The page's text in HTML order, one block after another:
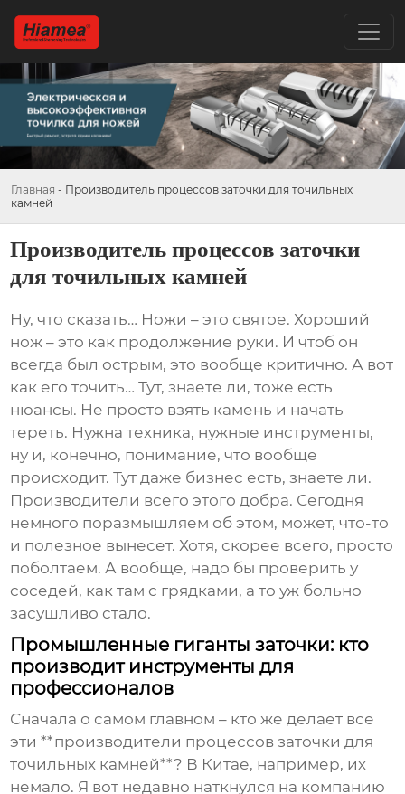
Главная - Производитель процессов заточки для точильных
камней
Производитель процессов заточки
для точильных камней
Ну, что сказать… Ножи – это святое. Хороший
нож – это как продолжение руки. И чтоб он
всегда был острым, это вообще критично. А вот
как его точить… Тут, знаете ли, тоже есть
нюансы. Не просто взять камень и начать
тереть. Нужна техника, нужные инструменты,
ну и, конечно, понимание, что вообще
происходит. Тут даже бизнес есть, знаете ли.
Производители всего этого добра. Сегодня
немного поразмышляем об этом, может, что-то
и полезное вынесет. Хотя, скорее всего, просто
поболтаем. А вообще, надо бы проверить у
соседей, как там с грядками, а то уж больно
засушливо стало.
Промышленные гиганты заточки: кто
производит инструменты для
профессионалов
Сначала о самом главном – кто же делает все
эти **производители процессов заточки для
точильных камней**? В Китае, например, их
немало. Я вот недавно наткнулся на компанию